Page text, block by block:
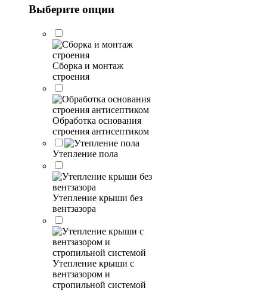
Выберите опции
Сборка и монтаж
строения
Обработка основания
строения антисептиком
Утепление пола
Утепление крыши без
вентзазора
Утепление крыши с
вентзазором и
стропильной системой